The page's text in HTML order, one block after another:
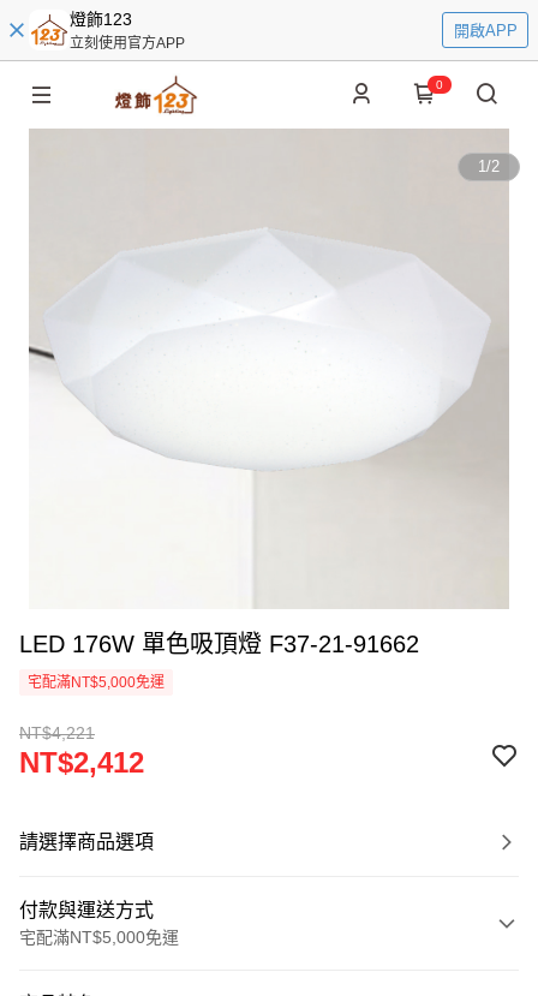
燈飾123
立刻使用官方APP
開啟APP
0
1/2
LED 176W 單色吸頂燈 F37-21-91662
宅配滿NT$5,000免運
NT$4,221
NT$2,412
請選擇商品選項
付款與運送方式
宅配滿NT$5,000免運